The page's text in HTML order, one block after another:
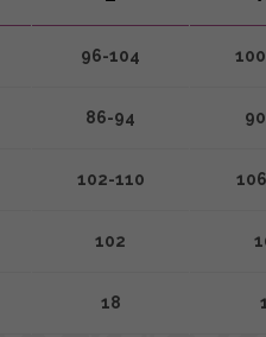
96-104
86-94
102-110
102
18